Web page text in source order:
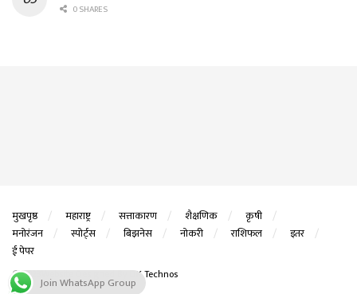
0 SHARES
मुखपृष्ठ महाराष्ट्र सत्ताकारण शैक्षणिक
कृषी
मनोरंजन
स्पोर्ट्स बिझनेस नोकरी राशिफल
इतर
ई पेपर
© 2023Website Designed ByDK Technos
Join WhatsApp Group